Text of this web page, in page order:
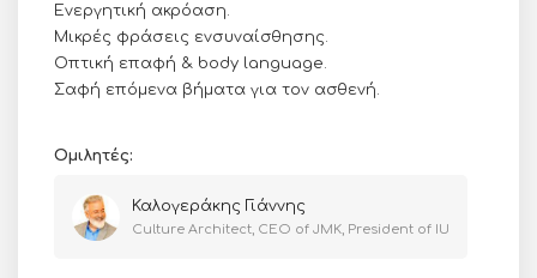
Ενεργητική ακρόαση.
Μικρές φράσεις ενσυναίσθησης.
Οπτική επαφή & body language.
Σαφή επόμενα βήματα για τον ασθενή.
Ομιλητές:
Καλογεράκης Γιάννης
Culture Architect, CEO of JMK, President of IU